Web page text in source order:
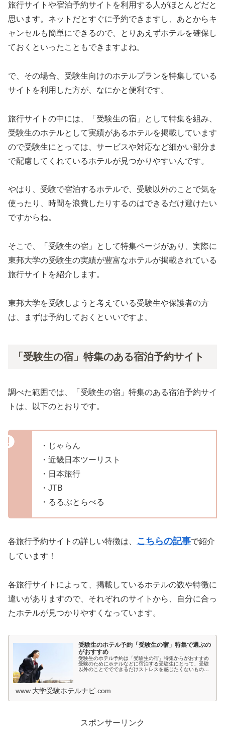
旅行サイトや宿泊予約サイトを利用する人がほとんどだと
思います。ネットだとすぐに予約できますし、あとからキ
ャンセルも簡単にできるので、とりあえずホテルを確保し
ておくといったこともできますよね。
で、その場合、受験生向けのホテルプランを特集している
サイトを利用した方が、なにかと便利です。
旅行サイトの中には、「受験生の宿」として特集を組み、
受験生のホテルとして実績があるホテルを掲載しています
ので受験生にとっては、サービスや対応など細かい部分ま
で配慮してくれているホテルが見つかりやすいんです。
やはり、受験で宿泊するホテルで、受験以外のことで気を
使ったり、時間を浪費したりするのはできるだけ避けたい
ですからね。
そこで、「受験生の宿」として特集ページがあり、実際に
東邦大学の受験生の実績が豊富なホテルが掲載されている
旅行サイトを紹介します。
東邦大学を受験しようと考えている受験生や保護者の方
は、まずは予約しておくといいですよ。
「受験生の宿」特集のある宿泊予約サイト
調べた範囲では、「受験生の宿」特集のある宿泊予約サイ
トは、以下のとおりです。
・じゃらん
・近畿日本ツーリスト
・日本旅行
・JTB
・るるぶとらべる
各旅行予約サイトの詳しい特徴は、 こちらの記事で紹介
しています！
各旅行サイトによって、掲載しているホテルの数や特徴に
違いがありますので、それぞれのサイトから、自分に合っ
たホテルが見つかりやすくなっています。
受験生のホテル予約「受験生の宿」特集で選ぶの
がおすすめ
受験生のホテル予約は「受験生の宿」特集からがおすすめ
受験のためにホテルなどに宿泊する受験生にとって、受験
以外のことででできるだけストレスを感じたくないもので
www.大学受験ホテルナビ.com
スポンサーリンク